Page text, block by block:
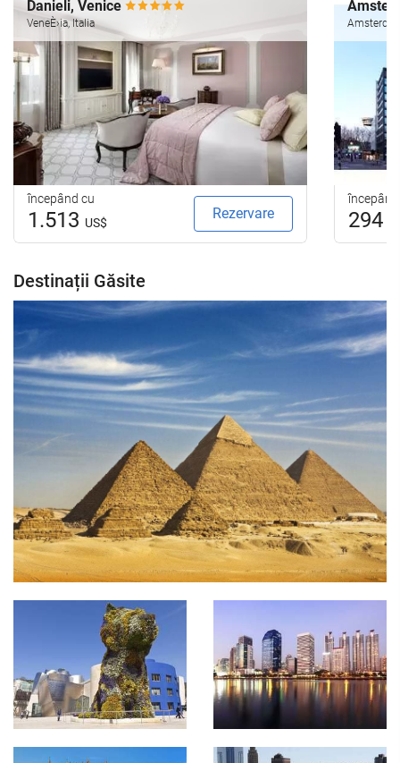
Danieli, Venice
VeneÈ›ia, Italia
începând cu
1.513 US$
Rezervare 294
Destinații Găsite